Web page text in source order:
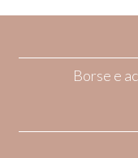
Borse e